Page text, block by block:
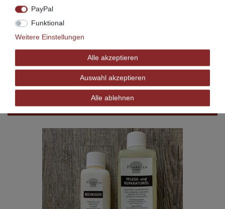
Andere Ausführungen, Holzarten und Maße sind auf
Wunsch lieferbar.
Sprechen Sie uns hierfür direkt an!
Hergestellt mit viel Herz in Ostfriesland!
Zubehör
PayPal
Funktional
Weitere Einstellungen
Alle akzeptieren
Auswahl akzeptieren
Alle ablehnen